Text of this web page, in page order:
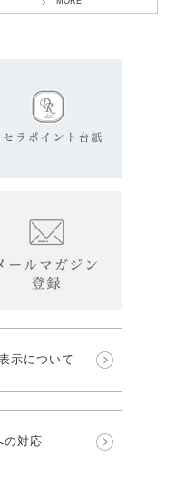
示について
の対応